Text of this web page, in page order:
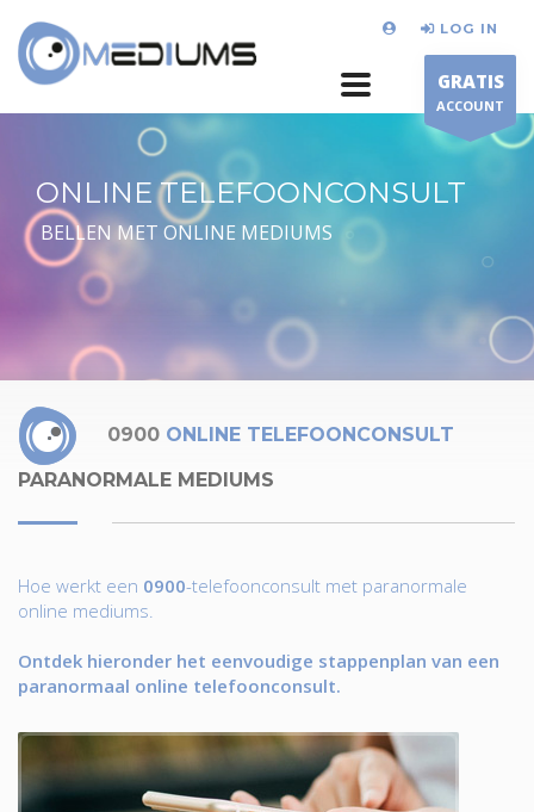
LOG IN
GRATIS
ACCOUNT
ONLINE TELEFOONCONSULT
BELLEN MET ONLINE MEDIUMS
0900 ONLINE TELEFOONCONSULT
PARANORMALE MEDIUMS
Hoe werkt een 0900-telefoonconsult met paranormale
online mediums.
Ontdek hieronder het eenvoudige stappenplan van een
paranormaal online telefoonconsult.